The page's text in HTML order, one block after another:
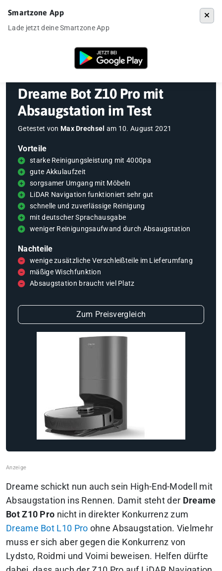
»Dreame Bot Z10 Pro mit Absaugstation im Test
Dreame Bot Z10 Pro mit
Absaugstation im Test
Getestet von Max Drechsel am 10. August 2021
Vorteile
starke Reinigungsleistung mit 4000pa
gute Akkulaufzeit
sorgsamer Umgang mit Möbeln
LiDAR Navigation funktioniert sehr gut
schnelle und zuverlässige Reinigung
mit deutscher Sprachausgabe
weniger Reinigungsaufwand durch Absaugstation
Nachteile
wenige zusätzliche Verschleißteile im Lieferumfang
mäßige Wischfunktion
Absaugstation braucht viel Platz
Zum Preisvergleich
Dreame schickt nun auch sein High-End-Modell mit
Absaugstation ins Rennen. Damit steht der Dreame
Bot Z10 Pro nicht in direkter Konkurrenz zum
Dreame Bot L10 Pro ohne Absaugstation. Vielmehr
muss er sich aber gegen die Konkurrenz von
Lydsto, Roidmi und Voimi beweisen. Helfen dürfte
Smartzone App
Lade jetzt deine Smartzone App